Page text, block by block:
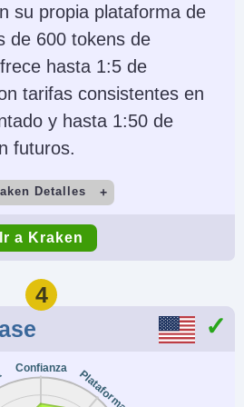
on MetaTrader
Stop Loss Garantizado
No
su propia plataforma de
de 600 tokens de
hasta 1:5 de
tarifas consistentes en
y hasta 1:50 de
futuros.
Detalles
Depósito Mínimo
Regulador
FINTRAC, AUSTRAC
Ir a Kraken
4
Confianza Plataforma